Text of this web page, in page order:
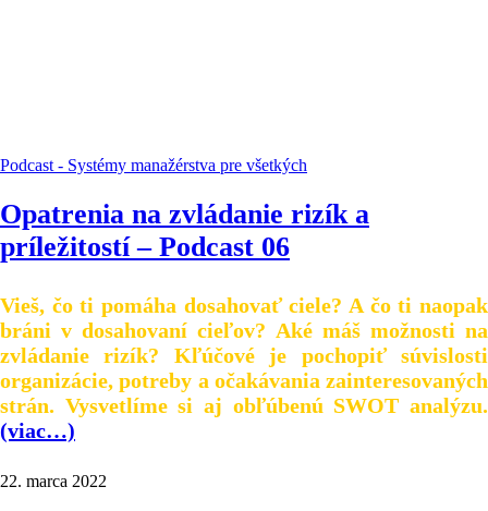
Podcast - Systémy manažérstva pre všetkých
Opatrenia na zvládanie rizík a
príležitostí – Podcast 06
Vieš, čo ti pomáha dosahovať ciele? A čo ti naopak
bráni v dosahovaní cieľov? Aké máš možnosti na
zvládanie rizík? Kľúčové je pochopiť súvislosti
organizácie, potreby a očakávania zainteresovaných
strán. Vysvetlíme si aj obľúbenú SWOT analýzu.
(viac…)
22. marca 2022